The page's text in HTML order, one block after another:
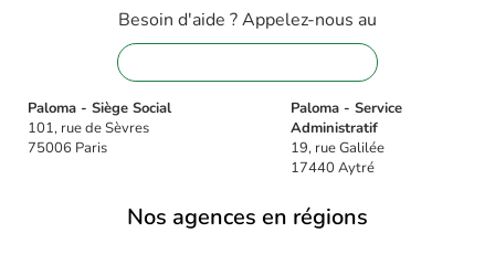
Besoin d'aide ? Appelez-nous au
Paloma - Siège Social
101, rue de Sèvres
75006 Paris
Paloma - Service
Administratif
19, rue Galilée
17440 Aytré
Nos agences en régions